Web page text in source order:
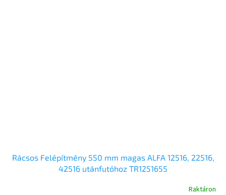
Rácsos Felépítmény 550 mm magas ALFA 12516, 22516,
42516 utánfutóhoz TR1251655
Raktáron